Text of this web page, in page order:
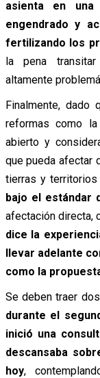
asienta en
engendrado y
fertilizando los
la pena
altamente
Finalmente,
reformas como
abierto y
que pueda afectar
tierras y territorios
bajo el estándar
afectación directa,
dice la
llevar adelante
como la
Se deben traer
durante el
inició una
descansaba
hoy,